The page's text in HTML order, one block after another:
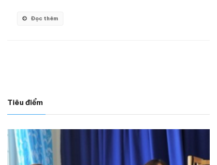
Đọc thêm
Tiêu điểm